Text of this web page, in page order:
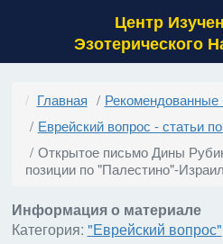
Центр
Эзотерического
Главная
Еврейский вопрос - статьи
Открытое письмо Дины
позиции по "Палестино"-
Информация о материале
Категория: "Еврейский вопрос"